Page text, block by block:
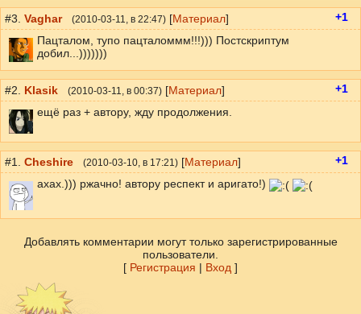
#3. Vaghar (2010-03-11 , в 22:47) [Материал]
Пацталом, тупо пацталоммм!!!))) Постскриптум
добил...)))))))
+1
#2. Klasik (2010-03-11 , в 00:37) [Материал]
ещё раз + автору, жду продолжения.
+1
#1. Cheshire (2010-03-10 , в 17:21) [Материал]
ахах.))) ржачно! автору респект и аригато!)
+1
Добавлять комментарии могут только зарегистрированные
пользователи.
[ Регистрация | Вход ]